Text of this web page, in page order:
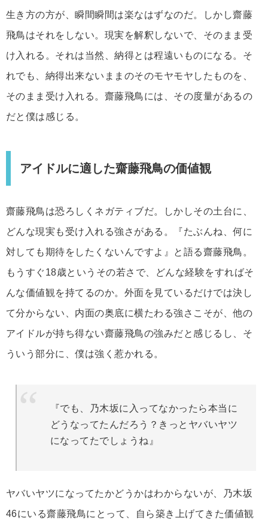
生き方の方が、瞬間瞬間は楽なはずなのだ。しかし齋藤
飛鳥はそれをしない。現実を解釈しないで、そのまま受
け入れる。それは当然、納得とは程遠いものになる。そ
れでも、納得出来ないままのそのモヤモヤしたものを、
そのまま受け入れる。齋藤飛鳥には、その度量があるの
だと僕は感じる。
アイドルに適した齋藤飛鳥の価値観
齋藤飛鳥は恐ろしくネガティブだ。しかしその土台に、
どんな現実も受け入れる強さがある。『たぶんね、何に
対しても期待をしたくないんですよ』と語る齋藤飛鳥。
もうすぐ18歳というその若さで、どんな経験をすればそ
んな価値観を持てるのか。外面を見ているだけでは決し
て分からない、内面の奥底に横たわる強さこそが、他の
アイドルが持ち得ない齋藤飛鳥の強みだと感じるし、そ
ういう部分に、僕は強く惹かれる。
『でも、乃木坂に入ってなかったら本当に
どうなってたんだろう？きっとヤバいヤツ
になってたでしょうね』
ヤバいヤツになってたかどうかはわからないが、乃木坂
46にいる齋藤飛鳥にとって、自ら築き上げてきた価値観